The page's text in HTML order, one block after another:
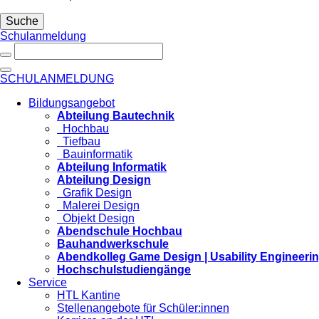
Suche
Schulanmeldung
SCHULANMELDUNG
Bildungsangebot
Abteilung Bautechnik
Hochbau
Tiefbau
Bauinformatik
Abteilung Informatik
Abteilung Design
Grafik Design
Malerei Design
Objekt Design
Abendschule Hochbau
Bauhandwerkschule
Abendkolleg Game Design | Usability
Hochschulstudiengänge
Service
HTL Kantine
Stellenangebote für Schüler:innen